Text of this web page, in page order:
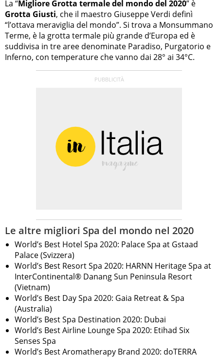
La “Migliore Grotta termale del mondo del 2020” è
Grotta Giusti, che il maestro Giuseppe Verdi definì
“l’ottava meraviglia del mondo”. Si trova a Monsummano
Terme, è la grotta termale più grande d’Europa ed è
suddivisa in tre aree denominate Paradiso, Purgatorio e
Inferno, con temperature che vanno dai 28° ai 34°C.
Le altre migliori Spa del mondo nel 2020
World’s Best Hotel Spa 2020: Palace Spa at Gstaad
Palace (Svizzera)
World’s Best Resort Spa 2020: HARNN Heritage Spa at
InterContinental® Danang Sun Peninsula Resort
(Vietnam)
World’s Best Day Spa 2020: Gaia Retreat & Spa
(Australia)
World’s Best Spa Destination 2020: Dubai
World’s Best Airline Lounge Spa 2020: Etihad Six
Senses Spa
World’s Best Aromatherapy Brand 2020: doTERRA